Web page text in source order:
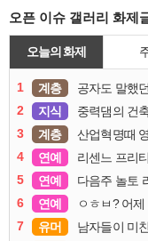
오픈 이슈 갤러리 화제
오늘의 화제
1 계층 공자도 말했
2
지식 중력댐의 건
3
계층 산업혁명때
4
연예 리센느 프리
5
연예 다음주 놀토
6
연예 ㅇㅎㅂ? 어
7
유머 남자들이 미